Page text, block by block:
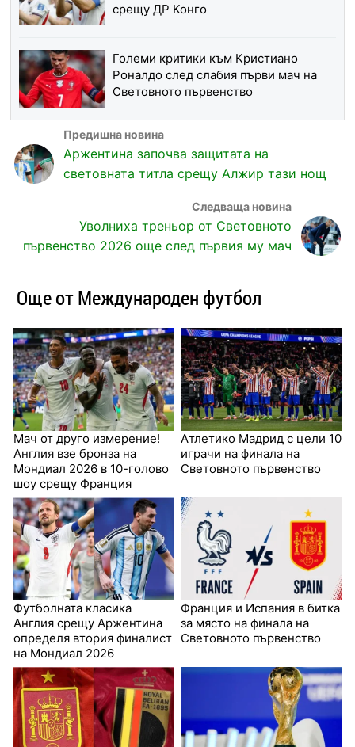
срещу ДР Конго
Големи критики към Кристиано
Роналдо след слабия първи мач на
Световното първенство
Аржентина започва защитата на
световната титла срещу Алжир тази нощ
Уволниха треньор от Световното
първенство 2026 още след първия му мач
Още от Международен футбол
Мач от друго измерение!
Англия взе бронза на
Мондиал 2026 в 10-голово
шоу срещу Франция
Атлетико Мадрид с цели 10
играчи на финала на
Световното първенство
Футболната класика
Англия срещу Аржентина
определя втория финалист
на Мондиал 2026
Франция и Испания в битка
за място на финала на
Световното първенство